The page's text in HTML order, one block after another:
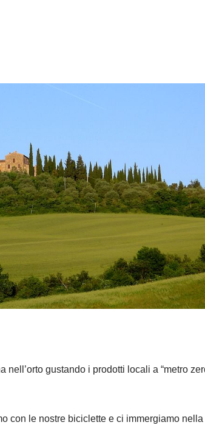
gustando i prodotti locali a “metro
con le nostre biciclette e ci immergiamo nella